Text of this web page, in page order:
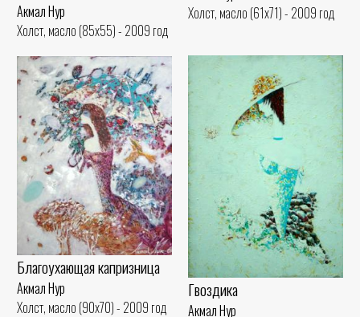
Акмал Нур
Холст, масло (85x55) - 2009 год
Холст, масло (61x71) - 2009 год
Гвоздика
Акмал Нур
Благоухающая капризница
Акмал Нур
Холст, масло (90x70) - 2009 год